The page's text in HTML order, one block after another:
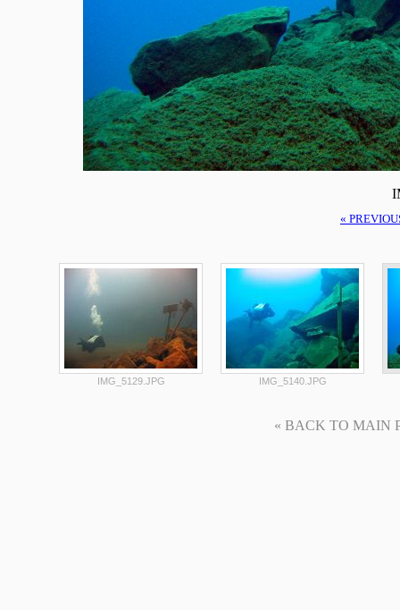
«
IMG_5129.JPG IMG_5140.JPG
« BACK TO MAIN